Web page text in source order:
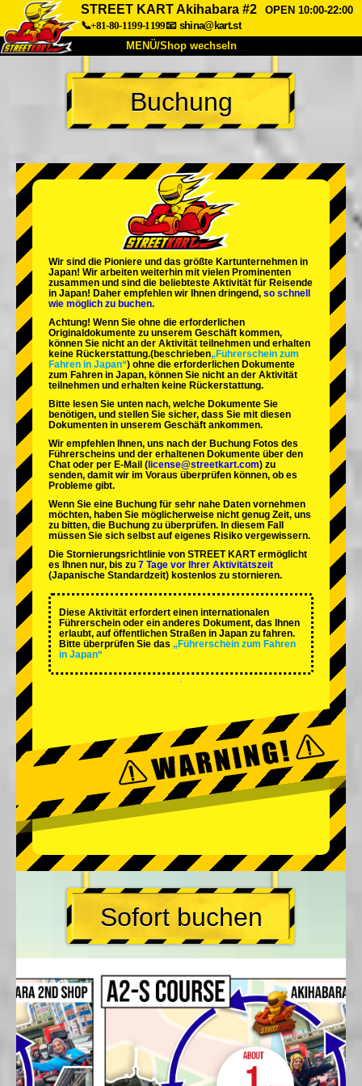
STREET KART Akihabara #2
OPEN 10:00-22:00
📞+81-80-1199-1199📧 shina@kart.st
MENÜ/Shop wechseln
START
Über uns Spezifikationen Preise
Unternehmen Buchung
Shop wechseln
Tokio Shinagawa Tokio Akihabara#1
Tokio Akihabara#2
Tokio Shibuya Annex Tokio Bucht
Tokio Asakusa Osaka
Okinawa
Buchung
Wir sind die Pioniere und das größte Kartunternehmen in
Japan! Wir arbeiten weiterhin mit vielen Prominenten
zusammen und sind die beliebteste Aktivität für Reisende
in Japan! Daher empfehlen wir Ihnen dringend, so schnell
wie möglich zu buchen.
Achtung! Wenn Sie ohne die erforderlichen
Originaldokumente zu unserem Geschäft kommen,
können Sie nicht an der Aktivität teilnehmen und erhalten
keine Rückerstattung.(beschrieben„Führerschein zum
Fahren in Japan“) ohne die erforderlichen Dokumente
zum Fahren in Japan, können Sie nicht an der Aktivität
teilnehmen und erhalten keine Rückerstattung.
Bitte lesen Sie unten nach, welche Dokumente Sie
benötigen, und stellen Sie sicher, dass Sie mit diesen
Dokumenten in unserem Geschäft ankommen.
Wir empfehlen Ihnen, uns nach der Buchung Fotos des
Führerscheins und der erhaltenen Dokumente über den
Chat oder per E-Mail ( license@streetkart.com) zu
senden, damit wir im Voraus überprüfen können, ob es
Probleme gibt.
Wenn Sie eine Buchung für sehr nahe Daten vornehmen
möchten, haben Sie möglicherweise nicht genug Zeit, uns
zu bitten, die Buchung zu überprüfen. In diesem Fall
müssen Sie sich selbst auf eigenes Risiko vergewissern.
Die Stornierungsrichtlinie von STREET KART ermöglicht
es Ihnen nur, bis zu 7 Tage vor Ihrer Aktivitätszeit
(Japanische Standardzeit) kostenlos zu stornieren.
Diese Aktivität erfordert einen internationalen
Führerschein oder ein anderes Dokument, das Ihnen
erlaubt, auf öffentlichen Straßen in Japan zu fahren.
Bitte überprüfen Sie das „Führerschein zum Fahren
in Japan“
Sofort buchen